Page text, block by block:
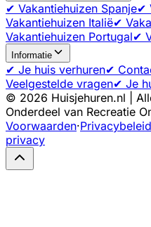
✔ Vakantiehuizen Spanje✔
Vakantiehuizen Italië✔
Vakantiehuizen Portugal✔
Informatie
✔ Je huis verhuren✔
Veelgestelde vragen✔ Je
© 2026 Huisjehuren.nl |
Onderdeel van Recreatie
Voorwaarden·Privacybeleid
privacy